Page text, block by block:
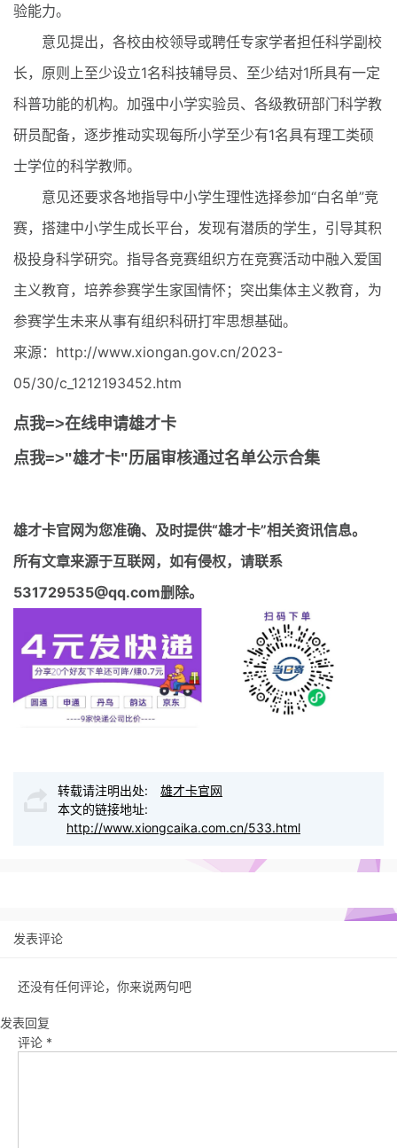
验能力。
意见提出，各校由校领导或聘任专家学者担任科学副校
长，原则上至少设立1名科技辅导员、至少结对1所具有一定
科普功能的机构。加强中小学实验员、各级教研部门科学教
研员配备，逐步推动实现每所小学至少有1名具有理工类硕
士学位的科学教师。
意见还要求各地指导中小学生理性选择参加“白名单”竞
赛，搭建中小学生成长平台，发现有潜质的学生，引导其积
极投身科学研究。指导各竞赛组织方在竞赛活动中融入爱国
主义教育，培养参赛学生家国情怀；突出集体主义教育，为
参赛学生未来从事有组织科研打牢思想基础。
来源：http://www.xiongan.gov.cn/2023-
05/30/c_1212193452.htm
点我=>在线申请雄才卡
点我=>"雄才卡"历届审核通过名单公示合集
雄才卡官网为您准确、及时提供“雄才卡”相关资讯信息。
所有文章来源于互联网，如有侵权，请联系
531729535@qq.com删除。
转载请注明出处:
雄才卡官网
本文的链接地址:
http://www.xiongcaika.com.cn/533.html
发表评论
还没有任何评论，你来说两句吧
发表回复
评论 *